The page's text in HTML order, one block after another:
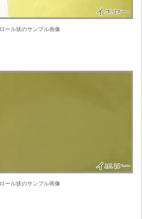
ロール状のサンプル画像
ロール状のサンプル画像